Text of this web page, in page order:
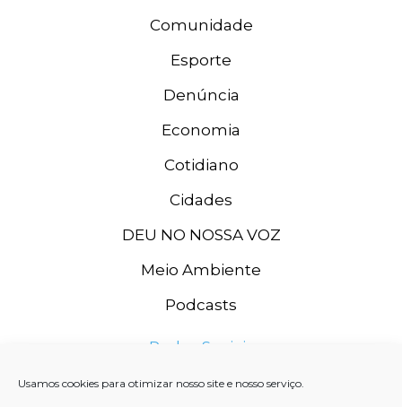
Usamos cookies para otimizar nosso site e nosso serviço.
Comunidade
Esporte
Denúncia
Economia
Cotidiano
Cidades
DEU NO NOSSA VOZ
Meio Ambiente
Podcasts
Redes Sociais